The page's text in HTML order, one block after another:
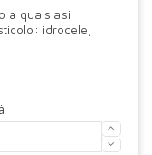
a qualsiasi
idrocele,